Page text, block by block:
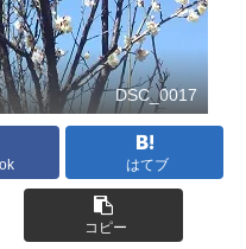
DSC_0017
はてブ
コピー